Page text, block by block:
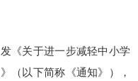
《关于进一步减轻中小学
（以下简称《通知》），